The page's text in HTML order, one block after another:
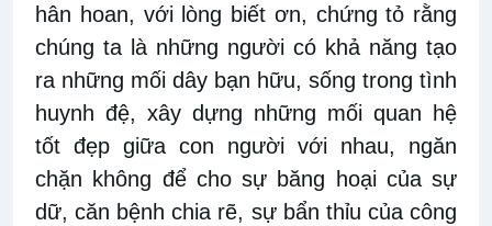
hân hoan, với lòng biết ơn, chứng tỏ rằng
chúng ta là những người có khả năng tạo
ra những mối dây bạn hữu, sống trong tình
huynh đệ, xây dựng những mối quan hệ
tốt đẹp giữa con người với nhau, ngăn
chặn không để cho sự băng hoại của sự
dữ, căn bệnh chia rẽ, sự bẩn thỉu của công